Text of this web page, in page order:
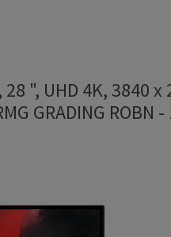
", UHD 4K, 3840
GRADING ROBN -